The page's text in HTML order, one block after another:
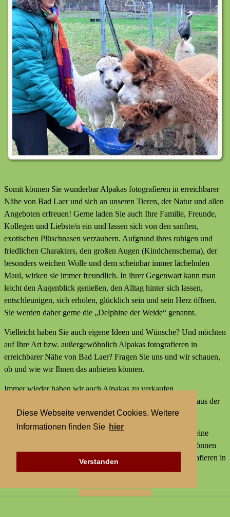
Diese Webseite verwendet Cookies. Weitere
Informationen finden Sie hier
Verstanden
Somit können Sie wunderbar Alpakas fotografieren in erreichbarer
Nähe von Bad Laer und sich an unseren Tieren, der Natur und allen
Angeboten erfreuen! Gerne laden Sie auch Ihre Familie, Freunde,
Kollegen und Liebste/n ein und lassen sich von den sanften,
exotischen Plüschnasen verzaubern. Aufgrund ihres ruhigen und
friedlichen Charakters, den großen Augen (Kindchenschema), der
besonders weichen Wolle und dem scheinbar immer lächelnden
Maul, wirken sie immer freundlich. In ihrer Gegenwart kann man
leicht den Augenblick genießen, den Alltag hinter sich lassen,
entschleunigen, sich erholen, glücklich sein und sein Herz öffnen.
Sie werden daher gerne die „Delphine der Weide“ genannt.
Vielleicht haben Sie auch eigene Ideen und Wünsche? Und möchten
auf Ihre Art bzw. außergewöhnlich Alpakas fotografieren in
erreichbarer Nähe von Bad Laer? Fragen Sie uns und wir schauen,
ob und wie wir Ihnen das anbieten können.
Immer wieder haben wir auch Alpakas zu verkaufen,
Alpakaprodukte, z.B. Alpakaseife oder Alpaka-Bettdecken aus der
Wolle unserer Tiere und außerdem kleine Geschenke.
Wir bieten keine externen Aktivitäten mit Alpakas an und keine
Alpaka-Wanderungen. Aber statt einer Alpakawanderung können
Sie bei uns Alpakas Mal anders erleben und Alpakas fotografieren in
erreichbarer Nähe von Bad Laer.